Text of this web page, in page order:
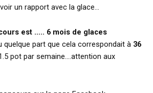
un rapport avec la glace…
est ….. 6 mois de glaces
quelque part que cela correspondait à 36
pot par semaine….attention aux